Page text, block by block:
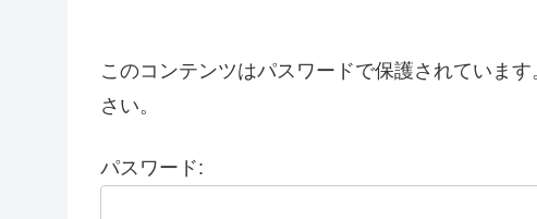
このコンテンツはパスワードで保護されていま
さい。
パスワード: